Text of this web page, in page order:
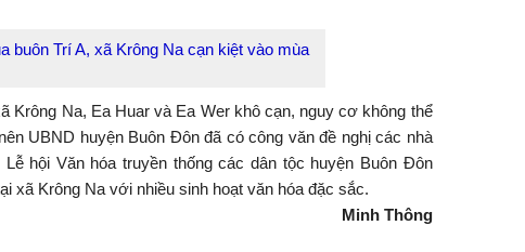
buôn Trí A, xã Krông Na cạn kiệt vào mùa
Krông Na, Ea Huar và Ea Wer khô cạn, nguy cơ không thể
UBND huyện Buôn Đôn đã có công văn đề nghị các nhà
hội Văn hóa truyền thống các dân tộc huyện Buôn Đôn
xã Krông Na với nhiều sinh hoạt văn hóa đặc sắc.
Minh Thông